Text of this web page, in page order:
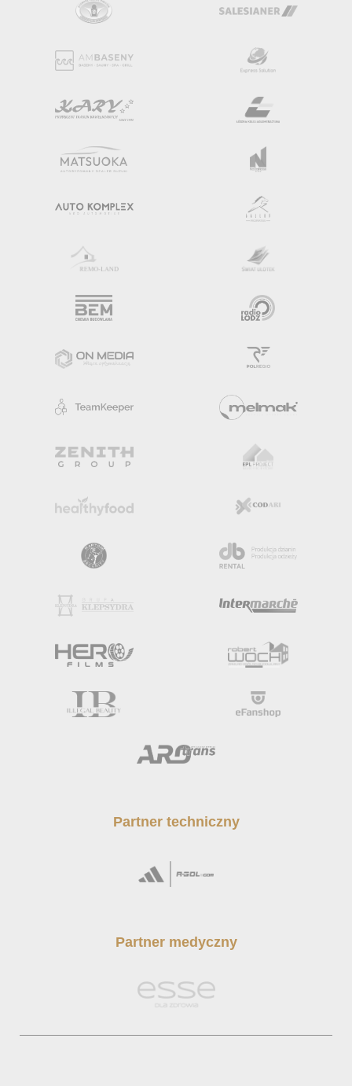
Partner techniczny
Partner medyczny